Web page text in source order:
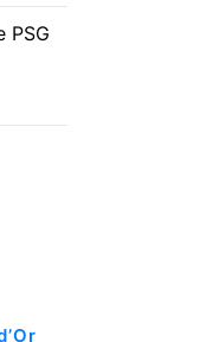
PSG